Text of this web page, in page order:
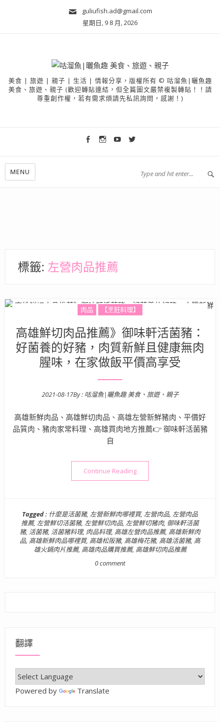
guliufish.ad@gmail.com
星期日, 9 8 月, 2026
美食 | 旅遊 | 親子 | 生活 | 情報分享，版權所有 © 咕溜魚|曬魚趣
美食、旅遊、親子 (歡迎轉貼連結，但全篇圖文嚴禁複製轉貼！！請
尊重創作權，若有需求煩請先私訊詢問，感謝！)
MENU
標籤: 左營肉品推薦
肉品 【烹飪料理】
高雄鮮切肉品推薦》御味軒活菌豬：
好菌養的好豬，肉質新鮮且健康無肉
腥味，在家做飯平價高享受
Posted on
2021-08-17By : 咕溜魚|曬魚趣 美食、旅遊、親子
高雄新鮮肉品、高雄鮮切肉品、高雄左營新鮮豬肉、平價好
品質肉、豬肉家常料理、高雄買肉地方推薦👉 御味軒活菌豬
自
Continue Reading“高雄鮮切肉品推薦》御味軒
Tagged : 什麼是活菌豬, 左營新鮮肉哪裡買, 左營肉品, 左營肉品
推薦, 左營鮮切活菌豬, 左營鮮切肉品, 左營鮮切豬肉, 御味軒活菌
豬, 活菌豬, 活菌豬料理, 肉品料理, 高雄左營肉品推薦, 高雄新鮮肉
品, 高雄新鮮肉品哪裡買, 高雄松阪豬, 高雄梅花豬, 高雄活菌豬, 高
雄火鍋肉片推薦, 高雄肉品購買推薦, 高雄鮮切肉品推薦
0 comment
翻譯
Powered by Translate